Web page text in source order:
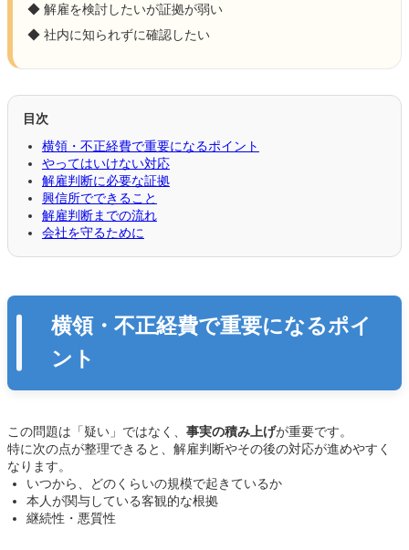
◆ 解雇を検討したいが証拠が弱い
◆ 社内に知られずに確認したい
目次
横領・不正経費で重要になるポイント
やってはいけない対応
解雇判断に必要な証拠
興信所でできること
解雇判断までの流れ
会社を守るために
横領・不正経費で重要になるポイ
ント
この問題は「疑い」ではなく、 事実の積み上げが重要です。
特に次の点が整理できると、解雇判断やその後の対応が進めやすく
なります。
いつから、どのくらいの規模で起きているか
本人が関与している客観的な根拠
継続性・悪質性